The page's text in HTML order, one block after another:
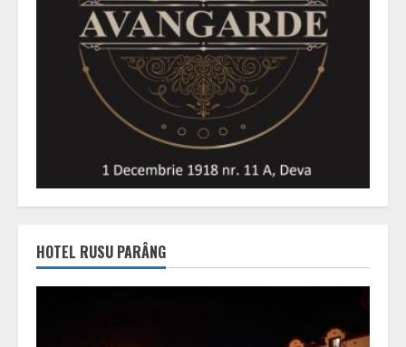
HOTEL RUSU PARÂNG